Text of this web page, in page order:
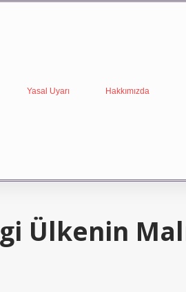
Yasal Uyarı Hakkımızda
Ülkenin